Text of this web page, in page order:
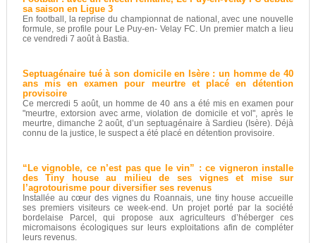
sa saison en Ligue 3
En football, la reprise du championnat de national, avec une nouvelle
formule, se profile pour Le Puy-en- Velay FC. Un premier match a lieu
ce vendredi 7 août à Bastia.
Septuagénaire tué à son domicile en Isère : un homme de 40
ans mis en examen pour meurtre et placé en détention
provisoire
Ce mercredi 5 août, un homme de 40 ans a été mis en examen pour
"meurtre, extorsion avec arme, violation de domicile et vol", après le
meurtre, dimanche 2 août, d’un septuagénaire à Sardieu (Isère). Déjà
connu de la justice, le suspect a été placé en détention provisoire.
“Le vignoble, ce n’est pas que le vin” : ce vigneron installe
des Tiny house au milieu de ses vignes et mise sur
l’agrotourisme pour diversifier ses revenus
Installée au cœur des vignes du Roannais, une tiny house accueille
ses premiers visiteurs ce week-end. Un projet porté par la société
bordelaise Parcel, qui propose aux agriculteurs d’héberger ces
micromaisons écologiques sur leurs exploitations afin de compléter
leurs revenus.